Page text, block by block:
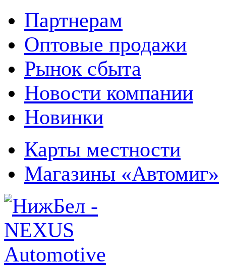
Партнерам
Оптовые продажи
Рынок сбыта
Новости компании
Новинки
Карты местности
Магазины «Автомиг»